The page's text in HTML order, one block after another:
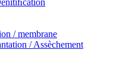
/ membrane
/ Assèchement